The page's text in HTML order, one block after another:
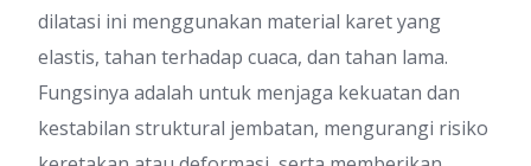
dilatasi ini menggunakan material karet yang
elastis, tahan terhadap cuaca, dan tahan lama.
Fungsinya adalah untuk menjaga kekuatan dan
kestabilan struktural jembatan, mengurangi risiko